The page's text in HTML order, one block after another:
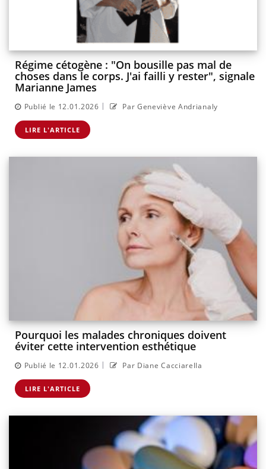
Régime cétogène : "On bousille pas mal de
choses dans le corps. J'ai failli y rester", signale
Marianne James
Publié le 12.01.2026 | Par Geneviève Andrianaly
LIRE L'ARTICLE
Pourquoi les malades chroniques doivent
éviter cette intervention esthétique
Publié le 12.01.2026 | Par Diane Cacciarella
LIRE L'ARTICLE